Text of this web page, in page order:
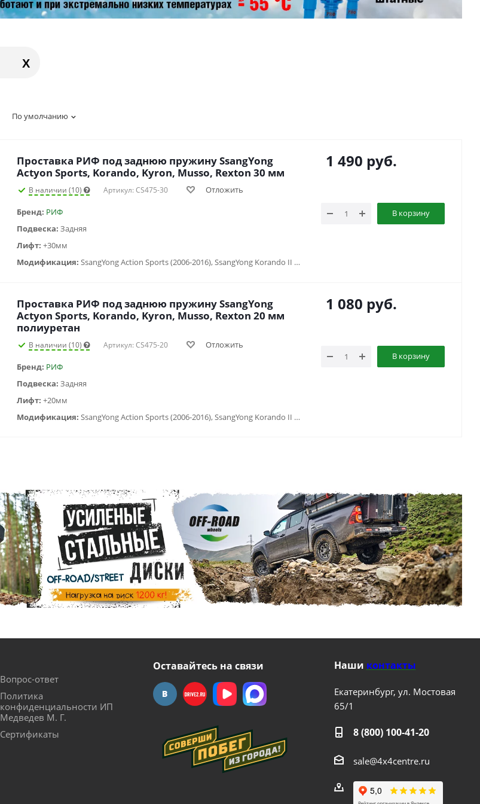
X
По умолчанию
Проставка РИФ под заднюю пружину SsangYong
Actyon Sports, Korando, Kyron, Musso, Rexton 30 мм
В наличии (10) Артикул: CS475-30 Отложить
Бренд: РИФ
Подвеска: Задняя
Лифт: +30мм
Модификация:
SsangYong Action Sports (2006-2016), SsangYong Korando II (1996-2006), SsangYong Kyron (2005-2015), SsangYong Musso (1997-2013), SsangYong Rexton II (2007-2011)
1 490 руб.
В корзину
Проставка РИФ под заднюю пружину SsangYong
Actyon Sports, Korando, Kyron, Musso, Rexton 20 мм
полиуретан
В наличии (10) Артикул: CS475-20 Отложить
Бренд: РИФ
Подвеска: Задняя
Лифт: +20мм
Модификация:
SsangYong Action Sports (2006-2016), SsangYong Korando II (1996-2006), SsangYong Kyron (2005-2015), SsangYong Musso (1997-2013), SsangYong Rexton II (2007-2011)
1 080 руб.
В корзину
Вопрос-ответ
Политика
конфиденциальности ИП
Медведев М. Г.
Сертификаты
Оставайтесь на связи Наши контакты
Екатеринбург, ул. Мостовая
65/1
8 (800) 100-41-20
sale@4x4centre.ru